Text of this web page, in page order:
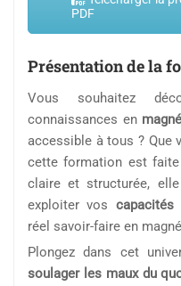
PDF
Présentation de la
Vous souhaitez
connaissances en
accessible à tous ? Que
cette formation est
claire et structurée,
exploiter vos capacités
réel savoir-faire en
Plongez dans cet
soulager les maux du